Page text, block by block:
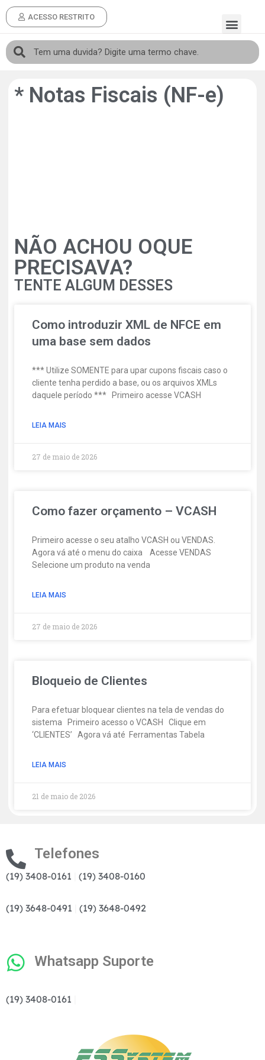
ACESSO RESTRITO
* Notas Fiscais (NF-e)
NÃO ACHOU OQUE
PRECISAVA?
TENTE ALGUM DESSES
Como introduzir XML de NFCE em
uma base sem dados
*** Utilize SOMENTE para upar cupons fiscais caso o
cliente tenha perdido a base, ou os arquivos XMLs
daquele período *** Primeiro acesse VCASH
LEIA MAIS
27 de maio de 2026
Como fazer orçamento – VCASH
Primeiro acesse o seu atalho VCASH ou VENDAS.
Agora vá até o menu do caixa Acesse VENDAS
Selecione um produto na venda
LEIA MAIS
27 de maio de 2026
Bloqueio de Clientes
Para efetuar bloquear clientes na tela de vendas do
sistema Primeiro acesso o VCASH Clique em
‘CLIENTES’ Agora vá até Ferramentas Tabela
LEIA MAIS
21 de maio de 2026
Telefones
(19) 3408-0161 (19) 3408-0160
(19) 3648-0491 (19) 3648-0492
Whatsapp Suporte
(19) 3408-0161